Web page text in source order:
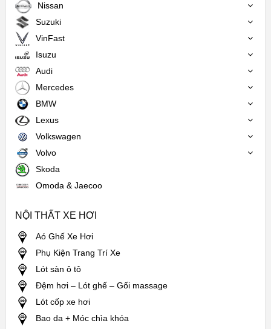
Nissan
Suzuki
VinFast
Isuzu
Audi
Mercedes
BMW
Lexus
Volkswagen
Volvo
Skoda
Omoda & Jaecoo
NỘI THẤT XE HƠI
Aó Ghế Xe Hơi
Phụ Kiện Trang Trí Xe
Lót sàn ô tô
Đệm hơi – Lót ghế – Gối massage
Lót cốp xe hơi
Bao da + Móc chìa khóa